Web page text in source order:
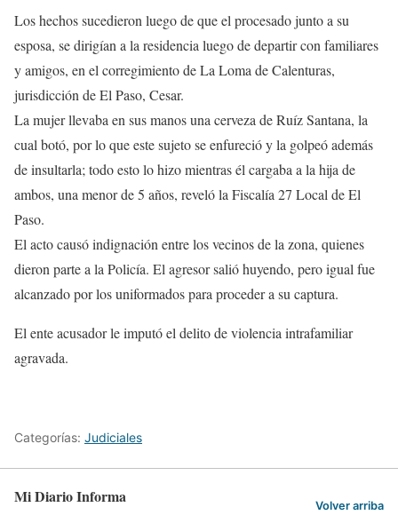
Los hechos sucedieron luego de que el procesado junto a su
esposa, se dirigían a la residencia luego de departir con familiares
y amigos, en el corregimiento de La Loma de Calenturas,
jurisdicción de El Paso, Cesar.
La mujer llevaba en sus manos una cerveza de Ruíz Santana, la
cual botó, por lo que este sujeto se enfureció y la golpeó además
de insultarla; todo esto lo hizo mientras él cargaba a la hija de
ambos, una menor de 5 años, reveló la Fiscalía 27 Local de El
Paso.
El acto causó indignación entre los vecinos de la zona, quienes
dieron parte a la Policía. El agresor salió huyendo, pero igual fue
alcanzado por los uniformados para proceder a su captura.
El ente acusador le imputó el delito de violencia intrafamiliar
agravada.
Categorías: Judiciales
Mi Diario Informa Volver arriba